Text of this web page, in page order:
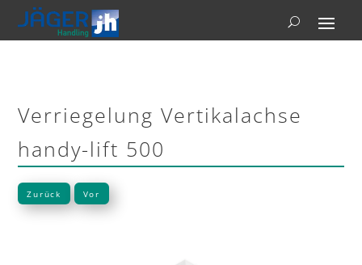
Verriegelung Vertikalachse
handy-lift 500
Zurück Vor